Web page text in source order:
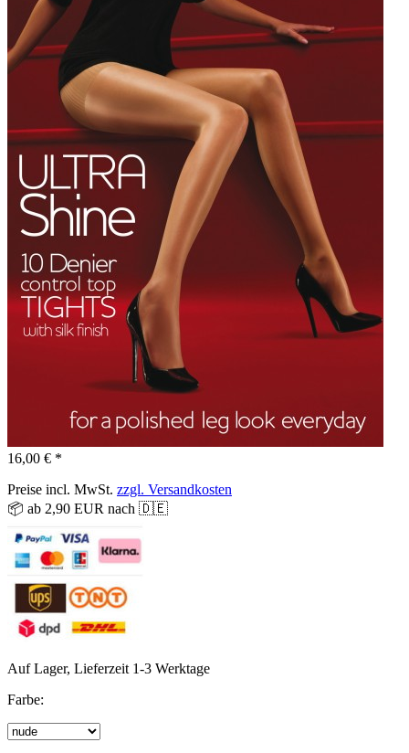
16,00 € *
Preise incl. MwSt. zzgl. Versandkosten
📦 ab 2,90 EUR nach 🇩🇪
Auf Lager, Lieferzeit 1-3 Werktage
Farbe: